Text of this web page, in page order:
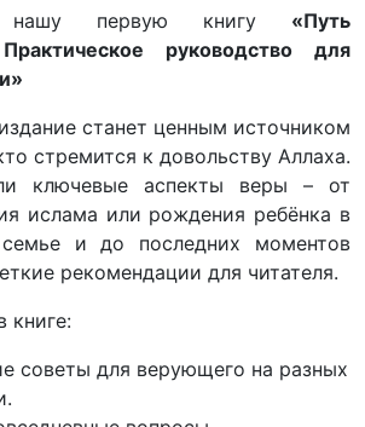
нашу первую книгу «Путь
руководство для
станет ценным источником
стремится к довольству Аллаха.
ключевые аспекты веры – от
ислама или рождения ребёнка в
семье и до последних моментов
рекомендации для читателя.
книге:
советы для верующего на разных